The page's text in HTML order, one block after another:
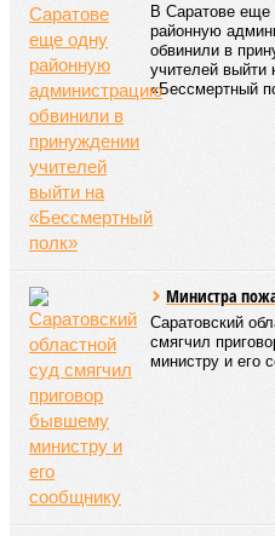
В Саратове еще
районную
обвинили в
учителей выйти
«Бессмертный
Министра
Саратовский
смягчил
министру и его